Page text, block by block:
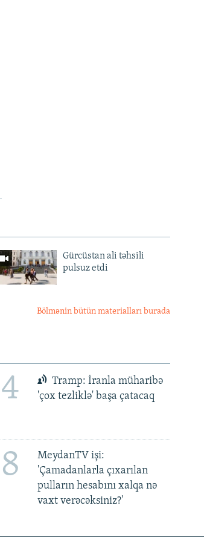
Gürcüstan ali təhsili
pulsuz etdi
Bölmənin bütün materialları burada
4
Tramp: İranla müharibə
'çox tezliklə' başa çatacaq
8
MeydanTV işi:
'Çamadanlarla çıxarılan
pulların hesabını xalqa nə
vaxt verəcəksiniz?'